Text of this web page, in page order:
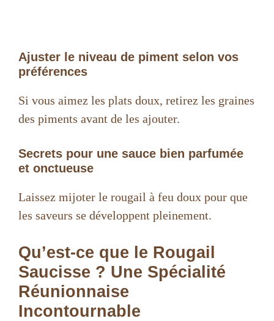
Ajuster le niveau de piment selon vos
préférences
Si vous aimez les plats doux, retirez les graines
des piments avant de les ajouter.
Secrets pour une sauce bien parfumée
et onctueuse
Laissez mijoter le rougail à feu doux pour que
les saveurs se développent pleinement.
Qu’est-ce que le Rougail
Saucisse ? Une Spécialité
Réunionnaise
Incontournable